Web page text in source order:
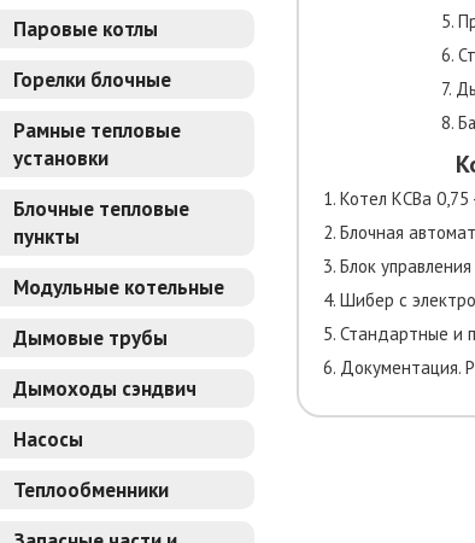
Паровые котлы
Горелки блочные
Рамные тепловые
установки
Блочные тепловые
пункты
Модульные котельные
Дымовые трубы
Дымоходы сэндвич
Насосы
Теплообменники
5.
6.
7.
8.
1. Котел КСВа
2. Блочная
3. Блок
4. Шибер с
5. Стандартные и
6. Документация.